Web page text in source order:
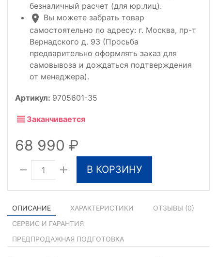
безналичный расчет (для юр.лиц).
Вы можете забрать товар
самостоятельно по адресу: г. Москва, пр-т
Вернадского д. 93 (Просьба
предварительно оформлять заказ для
самовывоза и дождаться подтверждения
от менеджера).
Артикул: 9705601-35
Заканчивается
68 990
В КОРЗИНУ
ОПИСАНИЕ ХАРАКТЕРИСТИКИ ОТЗЫВЫ (0)
СЕРВИС И ГАРАНТИЯ
ПРЕДПРОДАЖНАЯ ПОДГОТОВКА